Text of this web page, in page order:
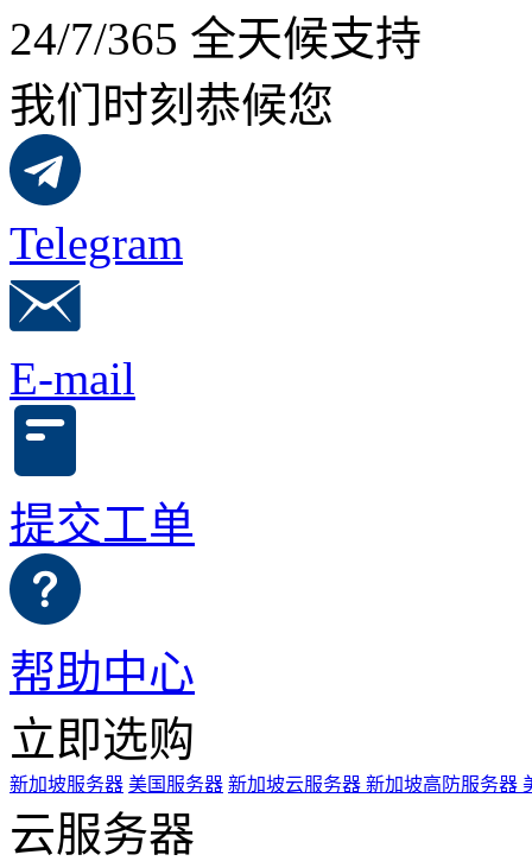
24/7/365 全天候支持
我们时刻恭候您
Telegram
E-mail
提交工单
帮助中心
立即选购
新加坡服务器 美国服务器 新加坡云服务器 新加坡高防服务器
云服务器